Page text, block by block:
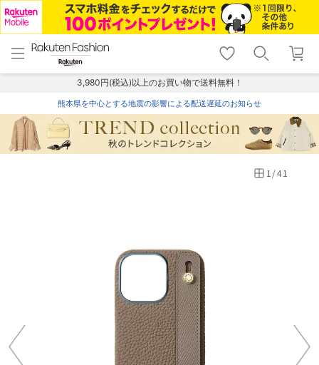
menu home
トップ
shopping_cart lock_outline
ログイン
3,980円(税込)以上のお買い物で送料無料！
熊本県を中心とする地震の影響による配送遅延のお知らせ
1/41